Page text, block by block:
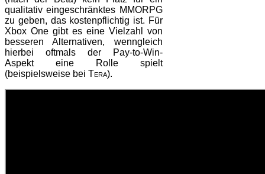
qualitativ eingeschränktes MMORPG
zu geben, das kostenpflichtig ist. Für
Xbox One gibt es eine Vielzahl von
besseren Alternativen, wenngleich
hierbei oftmals der Pay-to-Win-
Aspekt eine Rolle spielt
(beispielsweise bei Tera).